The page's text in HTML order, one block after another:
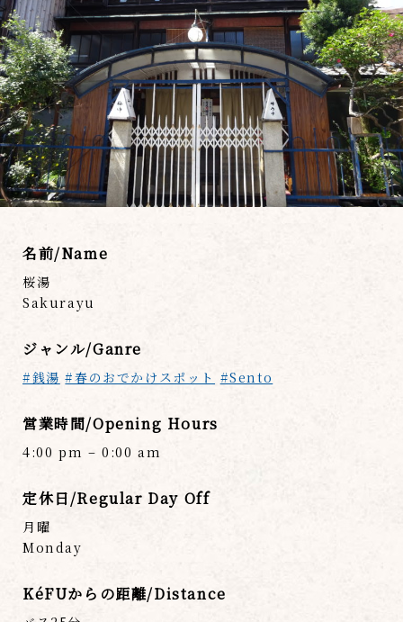
名前/Name
桜湯
Sakurayu
ジャンル/Ganre
#銭湯 #春のおでかけスポット #Sento
営業時間/Opening Hours
4:00 pm – 0:00 am
定休日/Regular Day Off
月曜
Monday
KéFUからの距離/Distance